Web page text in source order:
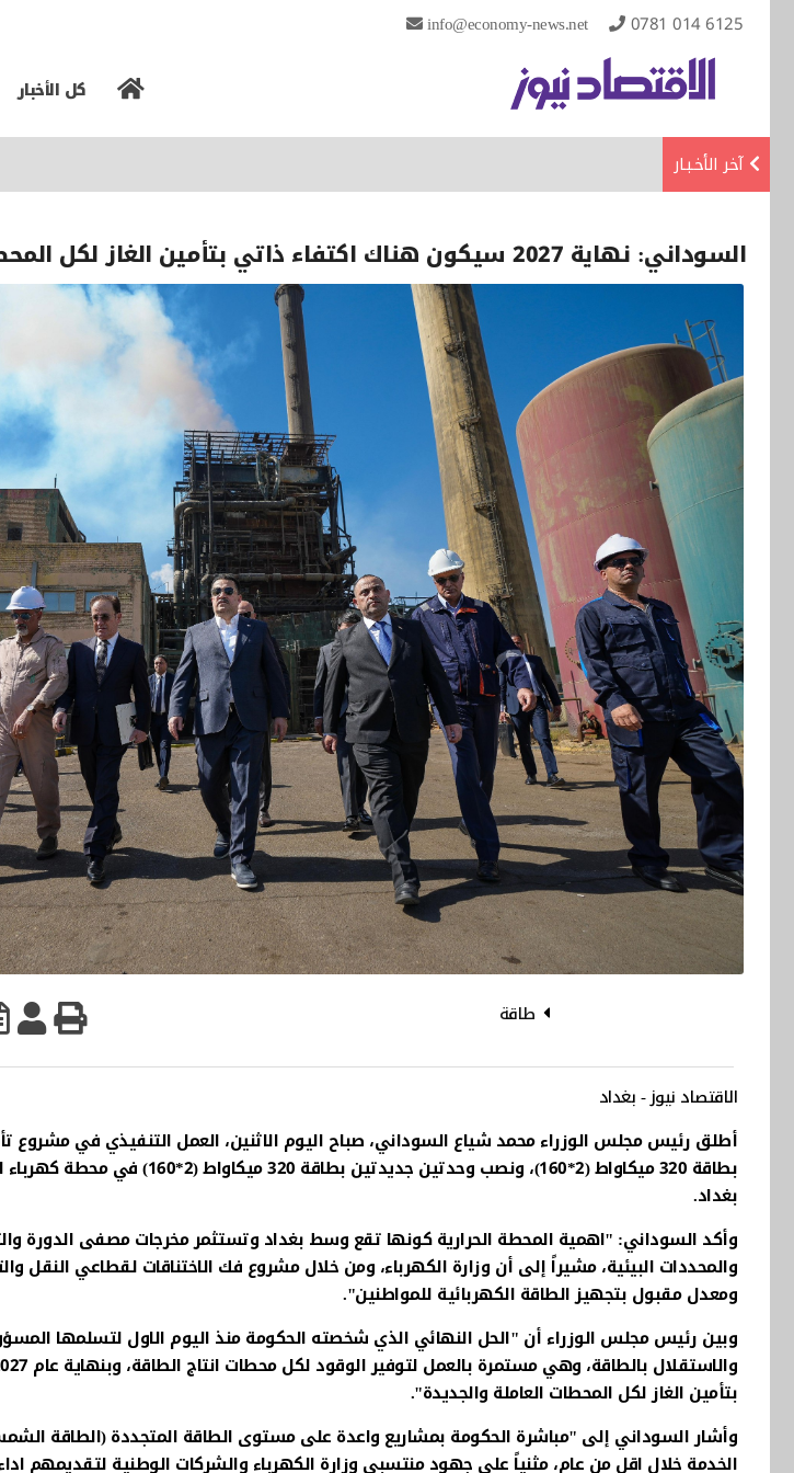
info@economy-news.net 0781 014 6125
كل الأخبار
آخر الأخـبـار
السوداني: نهاية 2027 سيكون هناك اكتفاء ذاتي بتأمين الغاز لكل المحطات
طاقة
الاقتصاد نيوز - بغداد
أطلق رئيس مجلس الوزراء محمد شياع السوداني، صباح اليوم الاثنين، العمل التنفيذي في مشروع
بطاقة 320 ميكاواط (2*160)، ونصب وحدتين
بغداد.
وأكد السوداني: "اهمية المحطة الحرارية كونها تقع وسط بغداد وتستثمر مخرجات مصفى الدورة
والمحددات البيئية، مشيراً إلى أن وزارة الكهرباء، ومن خلال مشروع فك الاختناقات لقطاعي النقل
ومعدل مقبول بتجهيز الطاقة الكهربائية للمواطنين".
وبين رئيس مجلس الوزراء أن "الحل النهائي الذي شخصته الحكومة منذ اليوم الاول لتسلمها
بتأمين الغاز لكل المحطات العاملة والجديدة".
وأشار السوداني إلى "مباشرة الحكومة بمشاريع واعدة على مستوى الطاقة المتجددة (الطاقة
الخدمة خلال اقل من عام، مثنياً على جهود منتسبي وزارة الكهرباء والشركات الوطنية لتقديمهم